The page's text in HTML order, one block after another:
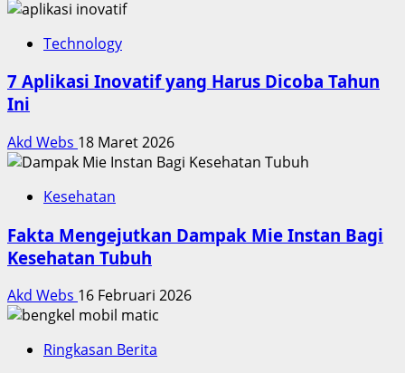
Technology
7 Aplikasi Inovatif yang Harus Dicoba Tahun
Ini
Akd Webs 18 Maret 2026
Kesehatan
Fakta Mengejutkan Dampak Mie Instan Bagi
Kesehatan Tubuh
Akd Webs 16 Februari 2026
Ringkasan Berita